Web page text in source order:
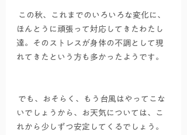
ほんとうに頑張って対応してきたわたし
達。そのストレスが身体の不調として現
れてきたという方も多かったようです。
いでしょうから、お天気については、こ
れから少しずつ安定してくるでしょう。